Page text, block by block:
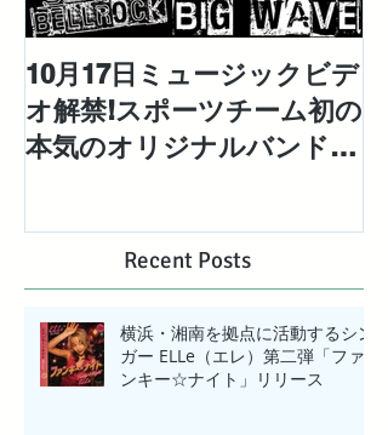
10月17日ミュージックビデ
オ解禁!スポーツチーム初の
本気のオリジナルバンドと
【BIG WAVE】MV解禁!
Recent Posts
横浜・湘南を拠点に活動するシン
ガー ELLe（エレ）第二弾「ファ
ンキー☆ナイト」リリース